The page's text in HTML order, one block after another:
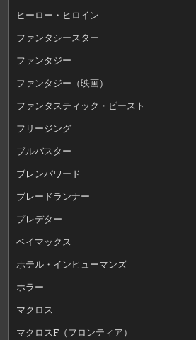
ヒーロー・ヒロイン
ファンタシースター
ファンタジー
ファンタジー（映画）
ファンタスティック・ビースト
フリージング
ブルバスター
ブレンパワード
ブレードランナー
プレデター
ベイマックス
ホテル・インヒューマンズ
ホラー
マクロス
マクロスF（フロンティア）